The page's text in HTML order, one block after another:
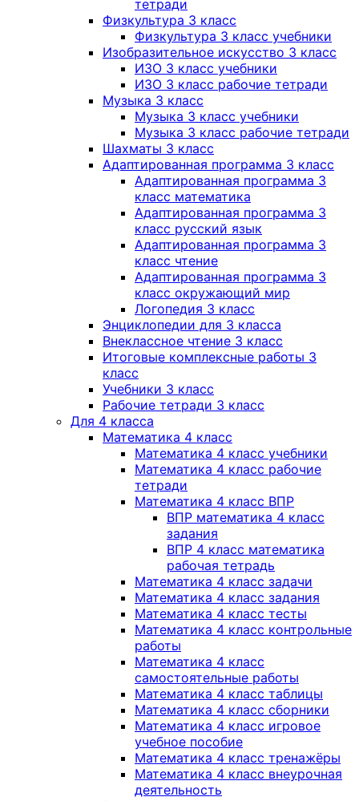
тетради
Физкультура 3 класс
Физкультура 3 класс учебники
Изобразительное искусство 3 класс
ИЗО 3 класс учебники
ИЗО 3 класс рабочие тетради
Музыка 3 класс
Музыка 3 класс учебники
Музыка 3 класс рабочие тетради
Шахматы 3 класс
Адаптированная программа 3 класс
Адаптированная программа 3
класс математика
Адаптированная программа 3
класс русский язык
Адаптированная программа 3
класс чтение
Адаптированная программа 3
класс окружающий мир
Логопедия 3 класс
Энциклопедии для 3 класса
Внеклассное чтение 3 класс
Итоговые комплексные работы 3
класс
Учебники 3 класс
Рабочие тетради 3 класс
Для 4 класса
Математика 4 класс
Математика 4 класс учебники
Математика 4 класс рабочие
тетради
Математика 4 класс ВПР
ВПР математика 4 класс
задания
ВПР 4 класс математика
рабочая тетрадь
Математика 4 класс задачи
Математика 4 класс задания
Математика 4 класс тесты
Математика 4 класс контрольные
работы
Математика 4 класс
самостоятельные работы
Математика 4 класс таблицы
Математика 4 класс сборники
Математика 4 класс игровое
учебное пособие
Математика 4 класс тренажёры
Математика 4 класс внеурочная
деятельность